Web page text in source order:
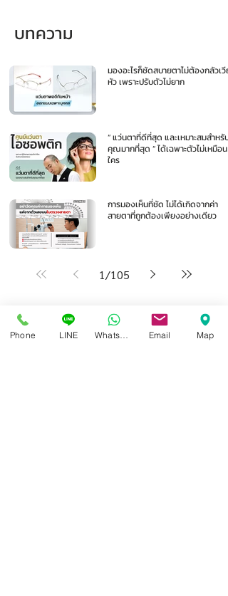
บทความ
มองอะไรก็ชัดสบายตาไม่ต้องกลัวเวีย
หัว เพราะปรับตัวไม่ยาก
“ แว่นตาที่ดีที่สุด และเหมาะสมสำหรับ
คุณมากที่สุด ” ได้เฉพาะตัวไม่เหมือน
ใคร
การมองเห็นที่ชัด ไม่ได้เกิดจากค่า
สายตาที่ถูกต้องเพียงอย่างเดียว
1/105
Phone LINE Email Map